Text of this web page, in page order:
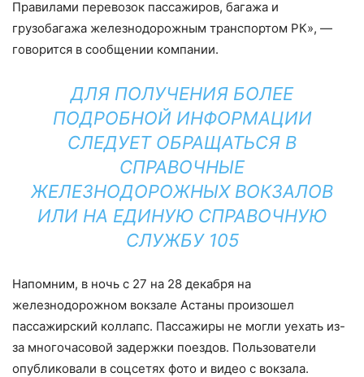
Правилами перевозок пассажиров, багажа и
грузобагажа железнодорожным транспортом РК», —
говорится в сообщении компании.
ДЛЯ ПОЛУЧЕНИЯ БОЛЕЕ
ПОДРОБНОЙ ИНФОРМАЦИИ
СЛЕДУЕТ ОБРАЩАТЬСЯ В
СПРАВОЧНЫЕ
ЖЕЛЕЗНОДОРОЖНЫХ ВОКЗАЛОВ
ИЛИ НА ЕДИНУЮ СПРАВОЧНУЮ
СЛУЖБУ 105
Напомним, в ночь с 27 на 28 декабря на
железнодорожном вокзале Астаны произошел
пассажирский коллапс. Пассажиры не могли уехать из-
за многочасовой задержки поездов. Пользователи
опубликовали в соцсетях фото и видео с вокзала.